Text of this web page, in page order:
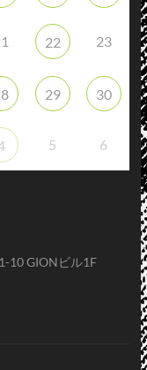
22 23
29 30
5 6
10 GIONビル1F